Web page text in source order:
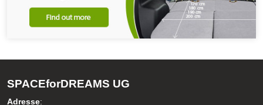
SPACEforDREAMS UG
Adresse: